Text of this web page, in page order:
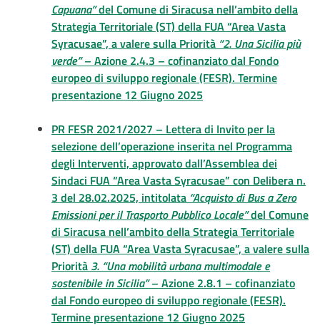
Capuana”del Comune di Siracusa nell’ambito della
Strategia Territoriale (ST) della FUA “Area Vasta
Syracusae”, a valere sulla Priorità “2. Una Sicilia più
verde”– Azione 2.4.3 – cofinanziato dal Fondo
europeo di sviluppo regionale (FESR). Termine
presentazione 12 Giugno 2025
PR FESR 2021/2027 – Lettera di Invito per la
selezione dell’operazione inserita nel Programma
degli Interventi, approvato dall’Assemblea dei
Sindaci FUA “Area Vasta Syracusae” con Delibera n.
3 del 28.02.2025, intitolata “Acquisto di Bus a Zero
Emissioni per il Trasporto Pubblico Locale”del Comune
di Siracusa nell’ambito della Strategia Territoriale
(ST) della FUA “Area Vasta Syracusae”, a valere sulla
Priorità 3. “Una mobilità urbana multimodale e
sostenibile in Sicilia”– Azione 2.8.1 – cofinanziato
dal Fondo europeo di sviluppo regionale (FESR).
Termine presentazione 12 Giugno 2025